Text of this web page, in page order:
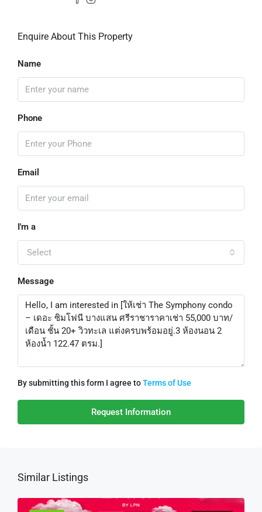
Enquire About This Property
Name
Phone
Email
I'm a
Select
Message
By submitting this form I agree toTerms of Use
Request Information
Similar Listings